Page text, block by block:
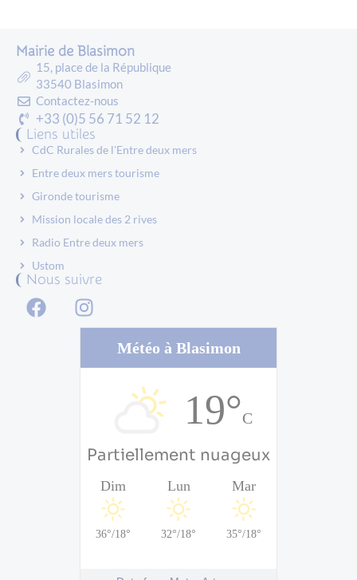
Mairie de Blasimon
15, place de la République
33540 Blasimon
Contactez-nous
+33 (0)5 56 71 52 12
Liens utiles
CdC Rurales de l'Entre deux mers
Entre deux mers tourisme
Gironde tourisme
Mission locale des 2 rives
Radio Entre deux mers
Ustom
Nous suivre
Météo à Blasimon
19°C
Partiellement nuageux
Dim
36°/18°
Lun
32°/18°
Mar
35°/18°